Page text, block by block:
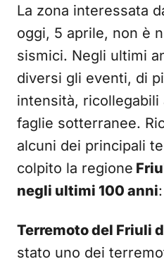
La zona interessata
oggi, 5 aprile, non è
sismici. Negli ultimi
diversi gli eventi, di
intensità,
faglie sotterranee.
alcuni dei principali
colpito la regione
negli ultimi 100 anni:
Terremoto del Friuli
stato uno dei